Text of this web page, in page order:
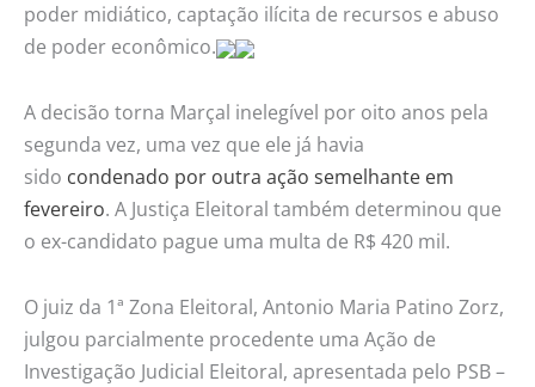
poder midiático, captação ilícita de recursos e abuso
de poder econômico.
A decisão torna Marçal inelegível por oito anos pela
segunda vez, uma vez que ele já havia
sido condenado por outra ação semelhante em
fevereiro. A Justiça Eleitoral também determinou que
o ex-candidato pague uma multa de R$ 420 mil.
O juiz da 1ª Zona Eleitoral, Antonio Maria Patino Zorz,
julgou parcialmente procedente uma Ação de
Investigação Judicial Eleitoral, apresentada pelo PSB –